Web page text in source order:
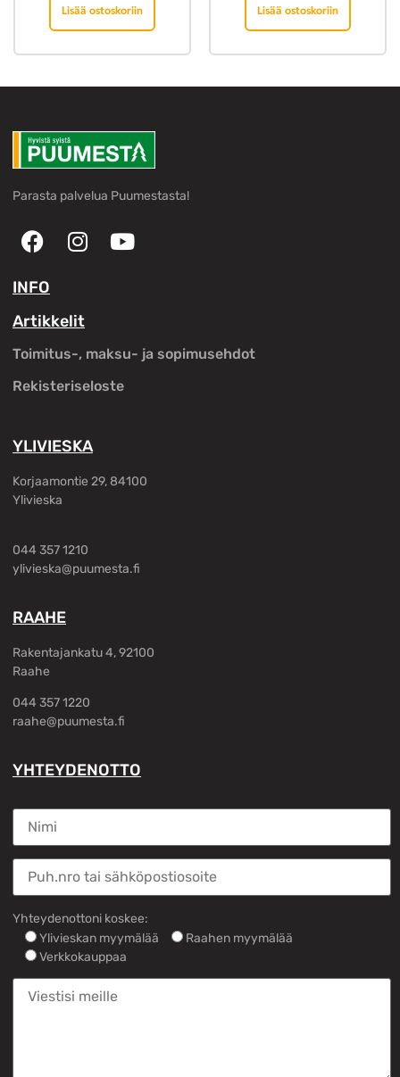
Lisää ostoskoriin Lisää ostoskoriin
Parasta palvelua Puumestasta!
INFO
Artikkelit
Toimitus-, maksu- ja sopimusehdot
Rekisteriseloste
YLIVIESKA
Korjaamontie 29, 84100
Ylivieska
044 357 1210
ylivieska@puumesta.fi
RAAHE
Rakentajankatu 4, 92100
Raahe
044 357 1220
raahe@puumesta.fi
YHTEYDENOTTO
Yhteydenottoni koskee:
Ylivieskan myymälää
Raahen myymälää
Verkkokauppaa